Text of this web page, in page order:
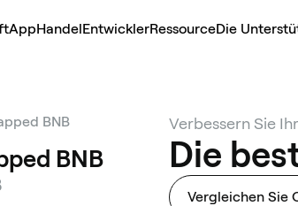
AppHandelEntwicklerRessourceDie
BNB
BNB
Verbessern Sie
Die
Vergleichen Sie